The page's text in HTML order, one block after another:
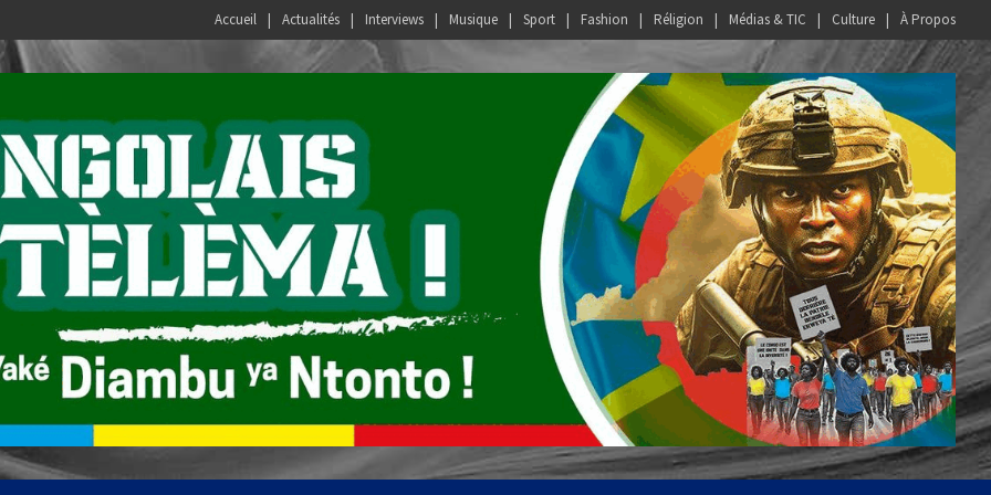
Accueil Actualités Interviews Musique Sport Fashion Réligion Médias & TIC Culture À Propos